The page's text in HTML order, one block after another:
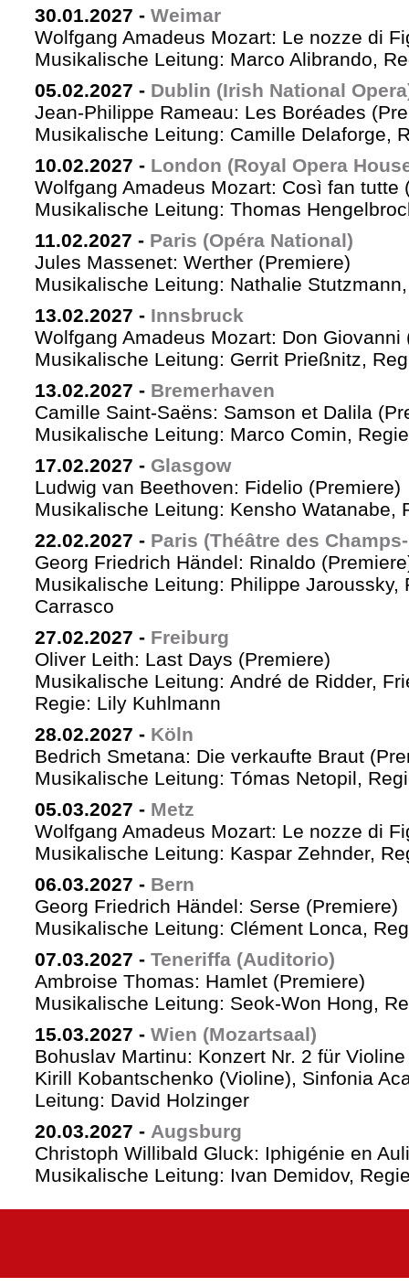
30.01.2027 - Weimar
Wolfgang Amadeus Mozart: Le nozze di
Musikalische Leitung: Marco Alibrando,
05.02.2027 - Dublin (Irish National
Jean-Philippe Rameau: Les Boréades
Musikalische Leitung: Camille Delaforge,
10.02.2027 - London (Royal Opera
Wolfgang Amadeus Mozart: Così fan tutte
Musikalische Leitung: Thomas
11.02.2027 - Paris (Opéra National)
Jules Massenet: Werther (Premiere)
Musikalische Leitung: Nathalie
13.02.2027 - Innsbruck
Wolfgang Amadeus Mozart: Don Giovanni
Musikalische Leitung: Gerrit Prießnitz,
13.02.2027 - Bremerhaven
Camille Saint-Saëns: Samson et Dalila
Musikalische Leitung: Marco Comin,
17.02.2027 - Glasgow
Ludwig van Beethoven: Fidelio (Premiere)
Musikalische Leitung: Kensho Watanabe,
22.02.2027 - Paris (Théâtre des
Georg Friedrich Händel: Rinaldo
Musikalische Leitung: Philippe Jaroussky,
Carrasco
27.02.2027 - Freiburg
Oliver Leith: Last Days (Premiere)
Musikalische Leitung: André de Ridder,
Regie: Lily Kuhlmann
28.02.2027 - Köln
Bedrich Smetana: Die verkaufte Braut
Musikalische Leitung: Tómas Netopil,
05.03.2027 - Metz
Wolfgang Amadeus Mozart: Le nozze di
Musikalische Leitung: Kaspar Zehnder,
06.03.2027 - Bern
Georg Friedrich Händel: Serse (Premiere)
Musikalische Leitung: Clément Lonca,
07.03.2027 - Teneriffa (Auditorio)
Ambroise Thomas: Hamlet (Premiere)
Musikalische Leitung: Seok-Won Hong,
15.03.2027 - Wien (Mozartsaal)
Bohuslav Martinu: Konzert Nr. 2 für
Kirill Kobantschenko (Violine), Sinfonia
Leitung: David Holzinger
20.03.2027 - Augsburg
Christoph Willibald Gluck: Iphigénie en
Musikalische Leitung: Ivan Demidov,